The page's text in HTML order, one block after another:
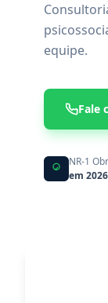
equipe.
Fale
NR-1
em 2026